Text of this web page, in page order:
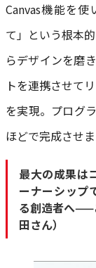
Canvas機能を
て」という根本
らデザインを磨
トを連携させて
を実現。プログ
ほどで完成させま
最大の成果は
ーナーシップ
る創造者へ——
田さん）